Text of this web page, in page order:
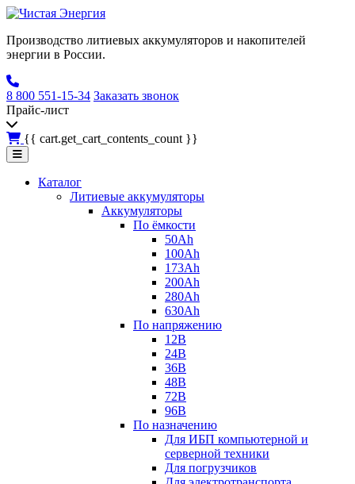
Производство литиевых аккумуляторов и накопителей
энергии в России.
8 800 551-15-34 Заказать звонок
Прайс-лист
{{ cart.get_cart_contents_count }}
Каталог
Литиевые аккумуляторы
Аккумуляторы
По ёмкости
50Ah
100Ah
173Ah
200Ah
280Ah
630Ah
По напряжению
12В
24В
36В
48В
72В
96В
По назначению
Для ИБП компьютерной и
серверной техники
Для погрузчиков